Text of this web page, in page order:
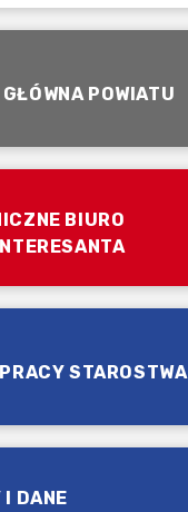
POWIATU
BIURO
STAROSTWA
I DANE